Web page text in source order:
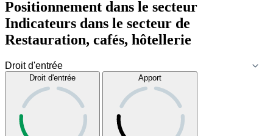
Positionnement dans le secteur
Indicateurs dans le secteur de
Restauration, cafés, hôtellerie
Droit d'entrée Apport